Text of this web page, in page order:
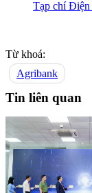
Tạp chí Điện
Từ khoá:
Agribank
Tin liên quan